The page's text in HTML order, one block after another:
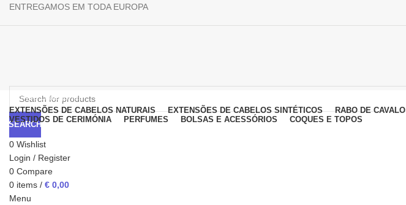
ENTREGAMOS EM TODA EUROPA
SEARCH
0 Wishlist
Login / Register
0 Compare
0 items / € 0,00
Menu
Browse Categories
EXTENSÕES DE CABELOS NATURAIS EXTENSÕES DE CABELOS SINTÉTICOS RABO DE CAVALO
VESTIDOS DE CERIMÓNIA
PERFUMES BOLSAS E ACESSÓRIOS COQUES E TOPOS